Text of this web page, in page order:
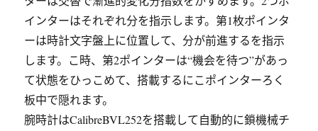
インターはそれぞれ分を指示します。第1枚ポインタ
ーは時計文字盤上に位置して、分が前進するを指示
します。こ時、第2ポインターは“機会を待つ”があっ
て状態をひっこめて、搭載するにこポインターろく
板中で隠れます。
腕時計はCalibreBVL252を搭載して自動的に鎖機械チ